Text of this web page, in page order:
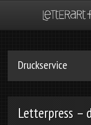
Druckservice
Letterpress –